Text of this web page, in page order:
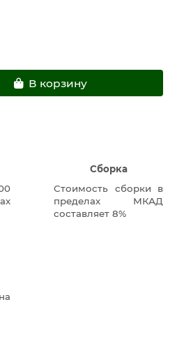
В корзину
Сборка
Стоимость сборки в
пределах МКАД
составляет 8%